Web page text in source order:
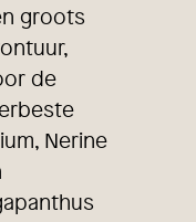
groots
de
Nerine